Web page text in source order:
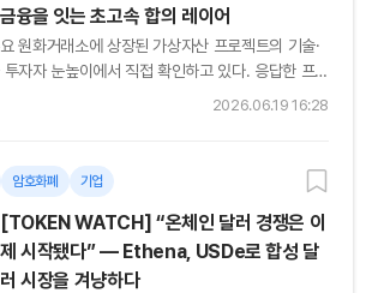
금융을 잇는 초고속 합의 레이어
원화거래소에 상장된 가상자산 프로젝트의 기술·
투자자 눈높이에서 직접 확인하고 있다. 응답한 프로
대로 기록한다. [편집자주] 블록체인 생태계의...
2026.06.19 16:28
암호화폐 기업
[TOKEN WATCH] “온체인 달러 경쟁은 이
제 시작됐다” — Ethena, USDe로 합성 달
러 시장을 겨냥하다